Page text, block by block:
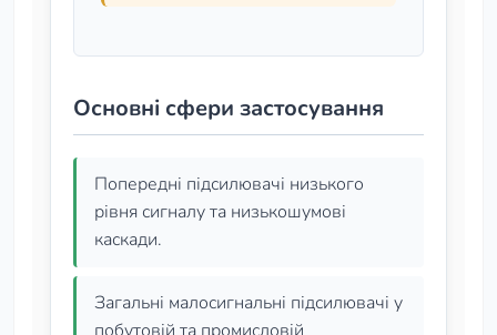
Основні сфери застосування
Попередні підсилювачі низького
рівня сигналу та низькошумові
каскади.
Загальні малосигнальні підсилювачі у